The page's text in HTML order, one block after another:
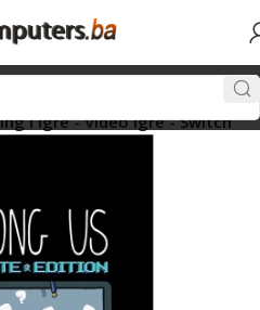
i igre - Video igre - Switch